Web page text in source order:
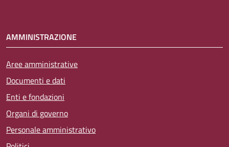
AMMINISTRAZIONE
Aree amministrative
Documenti e dati
Enti e fondazioni
Organi di governo
Personale amministrativo